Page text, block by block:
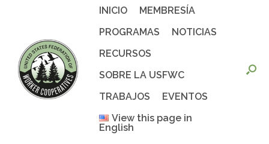
INICIO
MEMBRESÍA
PROGRAMAS
NOTICIAS
RECURSOS
SOBRE LA USFWC
TRABAJOS
EVENTOS
View this page in
English